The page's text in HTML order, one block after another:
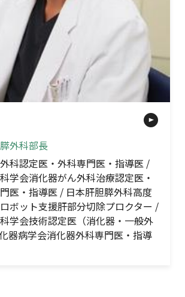
外科部長
科認定医・外科専門医・指導医 /
学会消化器がん外科治療認定医・
医・指導医 / 日本肝胆膵外科高度
ボット支援肝部分切除プロクター /
学会技術認定医（消化器・一般外
器病学会消化器外科専門医・指導